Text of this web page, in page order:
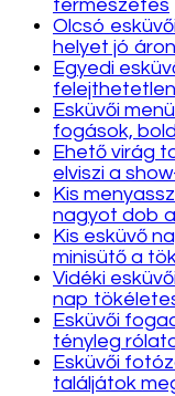
természetes
Olcsó
helyet jó áron
Egyedi
Esküvői
fogások,
Ehető virág
elviszi a
Kis
nagyot dob
Kis esküvő
minisütő a
Vidéki
nap
Esküvői
tényleg
Esküvői
találjátok